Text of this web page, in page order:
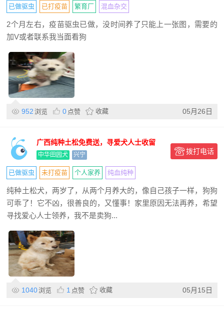
已做驱虫 已打疫苗 繁育厂 混血杂交
2个月左右，疫苗驱虫已做，没时间养了只能上一张图，需要的
加V或者联系我当面看狗
952 浏览 0 点赞 收藏 05月26日
广西纯种土松免费送，寻爱犬人士收留
中华田园犬 兴宁 拨打电话
已做驱虫 未打疫苗 个人家养 纯血纯种
纯种土松犬，两岁了，从两个月养大的，像自己孩子一样，狗狗
可乖了！它不凶，很善良的，又懂事！家里原因无法再养，希望
寻找爱心人士领养，我不是卖狗...
1040浏览 1 点赞 收藏 05月15日